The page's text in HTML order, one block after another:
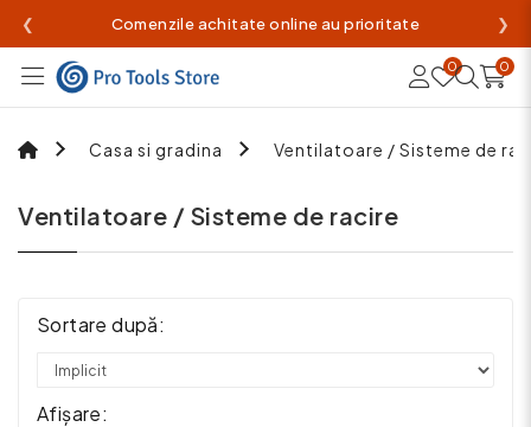
❮ Comenzile achitate online au prioritate ❯
0 0
Casa si gradina Ventilatoare / Sisteme de
Ventilatoare / Sisteme de racire
Sortare după:
Afișare: